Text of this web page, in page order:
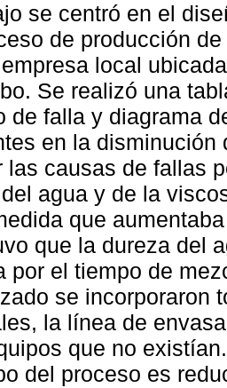
se centró en el
de producción
local
Se realizó una
de falla y diagrama
en la
las causas de fallas
agua y de la
que
que la dureza del
por el tiempo de
se incorporaron
la línea de
que no
del proceso es